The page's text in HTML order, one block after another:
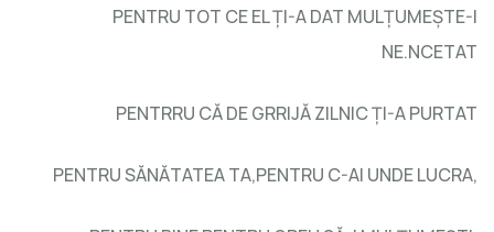
PENTRU TOT CE EL ŢI-A DAT MULŢUMEŞTE-I
NE.NCETAT
PENTRRU CĂ DE GRRIJĂ ZILNIC ŢI-A PURTAT
PENTRU SĂNĂTATEA TA,PENTRU C-AI UNDE LUCRA,